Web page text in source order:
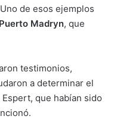
de esos ejemplos
Puerto Madryn, que
testimonios,
a determinar el
que habían sido